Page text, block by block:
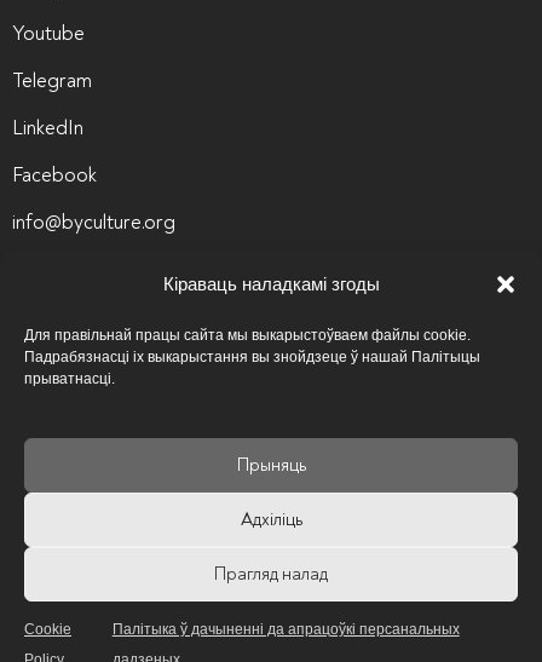
Кіраваць наладкамі згоды
Для правільнай працы сайта мы выкарыстоўваем файлы cookie.
Падрабязнасці іх выкарыстання вы знойдзеце ў нашай Палітыцы
прыватнасці.
Прыняць
Адхіліць
Прагляд налад
Cookie
Палітыка ў дачыненні да апрацоўкі персанальных
Youtube
Telegram
LinkedIn
Facebook
info@byculture.org
Вакансіі
Архіў вакансій